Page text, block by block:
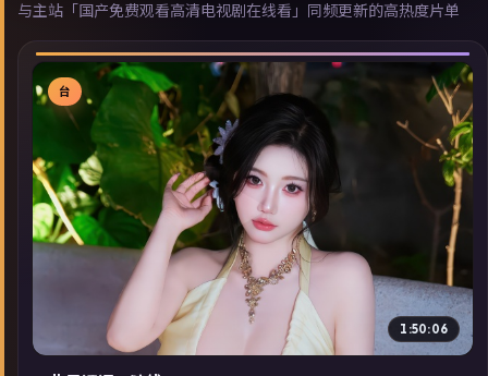
与主站「国产免费观看高清电视剧在线看」同频更新的高热度片单
▶
台
1:50:06